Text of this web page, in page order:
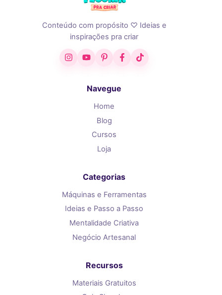
Conteúdo com propósito ♡ Ideias e
inspirações pra criar
InstagramYouTubePinterestFacebook
TikTok
Navegue
Home
Blog
Cursos
Loja
Categorias
Máquinas e Ferramentas
Ideias e Passo a Passo
Mentalidade Criativa
Negócio Artesanal
Recursos
Materiais Gratuitos